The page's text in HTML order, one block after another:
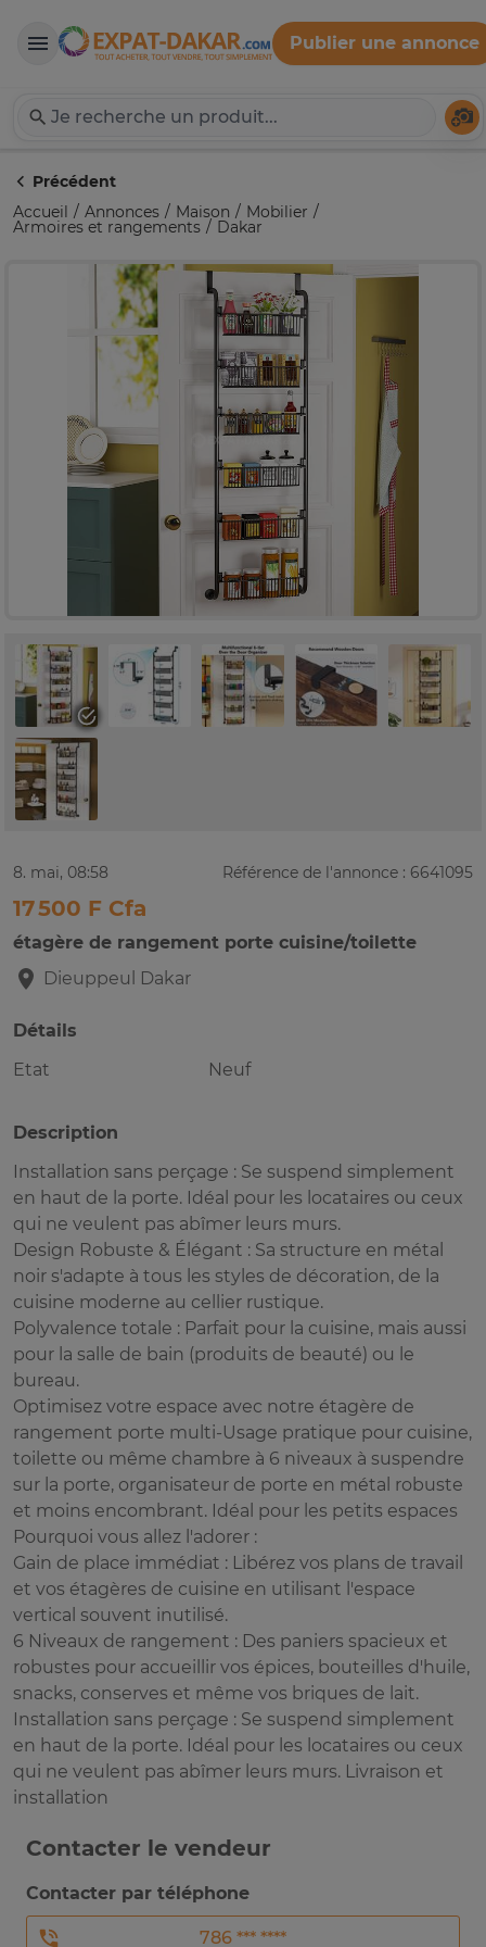
Expat-Dakar
Publier une annonce
Précédent
Accueil
Annonces Maison Mobilier
Armoires et rangements Dakar
8. mai, 08:58 Référence de l'annonce : 6641095
17 500 F Cfa
étagère de rangement porte cuisine/toilette
Dieuppeul
Dakar
Détails
Etat
Neuf
Description
Installation sans perçage : Se suspend simplement
en haut de la porte. Idéal pour les locataires ou ceux
qui ne veulent pas abîmer leurs murs.
Design Robuste & Élégant : Sa structure en métal
noir s'adapte à tous les styles de décoration, de la
cuisine moderne au cellier rustique.
Polyvalence totale : Parfait pour la cuisine, mais aussi
pour la salle de bain (produits de beauté) ou le
bureau.
Optimisez votre espace avec notre étagère de
rangement porte multi-Usage pratique pour cuisine,
toilette ou même chambre à 6 niveaux à suspendre
sur la porte, organisateur de porte en métal robuste
et moins encombrant. Idéal pour les petits espaces
Pourquoi vous allez l'adorer :
Gain de place immédiat : Libérez vos plans de travail
et vos étagères de cuisine en utilisant l'espace
vertical souvent inutilisé.
6 Niveaux de rangement : Des paniers spacieux et
robustes pour accueillir vos épices, bouteilles d'huile,
snacks, conserves et même vos briques de lait.
Installation sans perçage : Se suspend simplement
en haut de la porte. Idéal pour les locataires ou ceux
qui ne veulent pas abîmer leurs murs. Livraison et
installation
Contacter le vendeur
Contacter par téléphone
786 *** ****